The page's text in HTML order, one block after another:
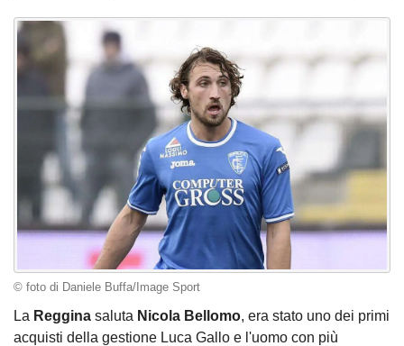
© foto di Daniele Buffa/Image Sport
La Reggina saluta Nicola Bellomo, era stato uno dei primi
acquisti della gestione Luca Gallo e l'uomo con più